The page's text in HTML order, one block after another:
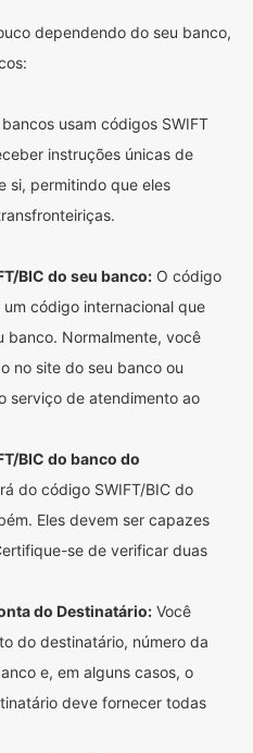
dependendo do seu banco,
usam códigos SWIFT
instruções únicas de
si, permitindo que eles
BIC do seu banco: O código
um código internacional que
banco. Normalmente, você
no site do seu banco ou
serviço de atendimento ao
BIC do banco do
do código SWIFT/BIC do
Eles devem ser capazes
se de verificar duas
do Destinatário: Você
do destinatário, número da
e, em alguns casos, o
deve fornecer todas